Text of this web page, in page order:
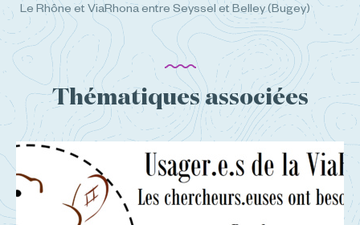
Le Rhône et ViaRhona entre Seyssel et Belley (Bugey)
Thématiques associées